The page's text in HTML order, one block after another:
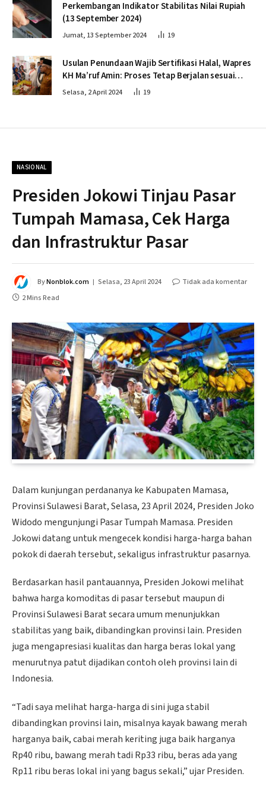
Perkembangan Indikator Stabilitas Nilai Rupiah
(13 September 2024)
Jumat, 13 September 2024 19
Usulan Penundaan Wajib Sertifikasi Halal, Wapres
KH Ma’ruf Amin: Proses Tetap Berjalan sesuai
Penahapan
Selasa, 2 April 2024 19
NASIONAL
Presiden Jokowi Tinjau Pasar
Tumpah Mamasa, Cek Harga
dan Infrastruktur Pasar
ByNonblok.com Selasa, 23 April 2024
Tidak ada komentar
2 Mins Read
Dalam kunjungan perdananya ke Kabupaten Mamasa,
Provinsi Sulawesi Barat, Selasa, 23 April 2024, Presiden Joko
Widodo mengunjungi Pasar Tumpah Mamasa. Presiden
Jokowi datang untuk mengecek kondisi harga-harga bahan
pokok di daerah tersebut, sekaligus infrastruktur pasarnya.
Berdasarkan hasil pantauannya, Presiden Jokowi melihat
bahwa harga komoditas di pasar tersebut maupun di
Provinsi Sulawesi Barat secara umum menunjukkan
stabilitas yang baik, dibandingkan provinsi lain. Presiden
juga mengapresiasi kualitas dan harga beras lokal yang
menurutnya patut dijadikan contoh oleh provinsi lain di
Indonesia.
“Tadi saya melihat harga-harga di sini juga stabil
dibandingkan provinsi lain, misalnya kayak bawang merah
harganya baik, cabai merah keriting juga baik harganya
Rp40 ribu, bawang merah tadi Rp33 ribu, beras ada yang
Rp11 ribu beras lokal ini yang bagus sekali,” ujar Presiden.